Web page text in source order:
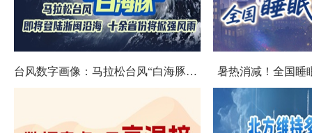
台风数字画像：马拉松台风“白海豚”将影响十余省份 暑热消减！全国睡